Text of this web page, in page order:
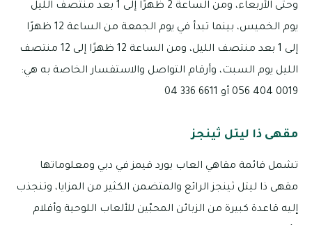
وحتى الأربعاء، ومن الساعة 2 ظهرًا إلى 1 بعد منتصف الليل
يوم الخميس، بينما تبدأ في يوم الجمعة من الساعة 12 ظهرًا
إلى 1 بعد منتصف الليل، ومن الساعة 12 ظهرًا إلى 12 منتصف
الليل يوم السبت، وأرقام التواصل والاستفسار الخاصة به هي:
0019 404 056 أو 6611 336 04
مقهى ذا ليتل ثينجز
تشمل قائمة مقاهي العاب بورد قيمز في دبي ومعلوماتها
مقهى ذا ليتل ثينجز الرائع والمتضمن الكثير من المزايا، وتنجذب
إليه قاعدة كبيرة من الزبائن المحبّين للألعاب اللوحية وأفلام